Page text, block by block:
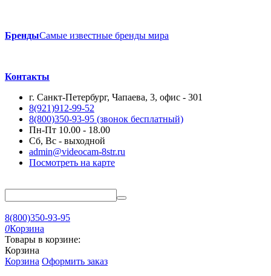
БрендыСамые известные бренды мира
Контакты
г. Санкт-Петербург, Чапаева, 3, офис - 301
8(921)912-99-52
8(800)350-93-95 (звонок бесплатный)
Пн-Пт 10.00 - 18.00
Сб, Вс - выходной
admin@videocam-8str.ru
Посмотреть на карте
8(800)350-93-95
0Корзина
Товары в корзине:
Корзина
Корзина Оформить заказ